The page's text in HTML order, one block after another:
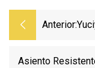
Anterior:
Asiento